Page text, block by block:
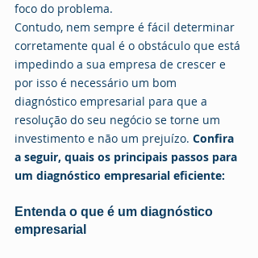
foco do problema.
Contudo, nem sempre é fácil determinar
corretamente qual é o obstáculo que está
impedindo a sua empresa de crescer e
por isso é necessário um bom
diagnóstico empresarial para que a
resolução do seu negócio se torne um
investimento e não um prejuízo. Confira
a seguir, quais os principais passos para
um diagnóstico empresarial eficiente:
Entenda o que é um diagnóstico
empresarial